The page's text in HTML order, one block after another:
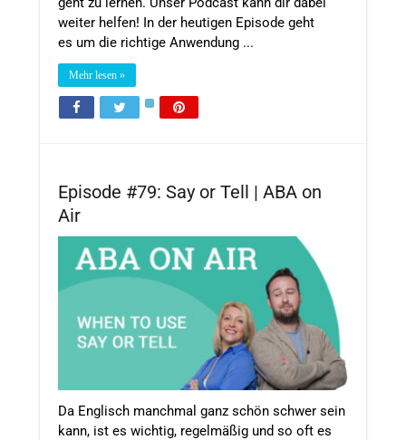
weiter helfen! In der heutigen Episode geht
es um die richtige Anwendung ...
Mehr lesen »
Episode #79: Say or Tell | ABA on
Air
Da Englisch manchmal ganz schön schwer sein
kann, ist es wichtig, regelmäßig und so oft es